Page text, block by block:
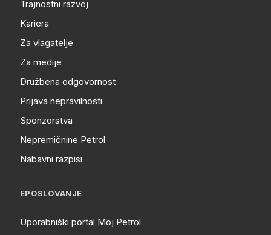
Trajnostni razvoj
Kariera
Za vlagatelje
Za medije
Družbena odgovornost
Prijava nepravilnosti
Sponzorstva
Nepremičnine Petrol
Nabavni razpisi
EPOSLOVANJE
Uporabniški portal Moj Petrol